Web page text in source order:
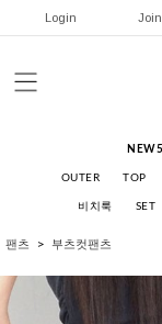
Login
OUTER TOP
비치룩 SET
팬츠 부츠컷팬츠